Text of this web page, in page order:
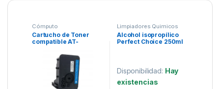
Cómputo
Cartucho de Toner
compatible AT-
Limpiadores Quimicos
Alcohol isopropílico
Perfect Choice 250ml
Disponibilidad: Hay
existencias